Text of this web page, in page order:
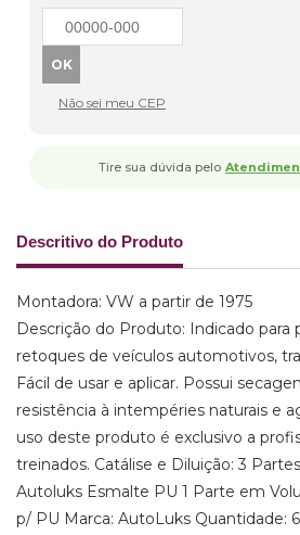
Não sei meu CEP
Tire sua dúvida pelo
Descritivo do Produto
Montadora: VW a partir de 1975
Descrição do Produto: Indicado para
retoques de veículos automotivos,
Fácil de usar e aplicar. Possui
resistência à intempéries naturais e
uso deste produto é exclusivo a
treinados. Catálise e Diluição: 3
Autoluks Esmalte PU 1 Parte em
p/ PU Marca: AutoLuks Quantidade: